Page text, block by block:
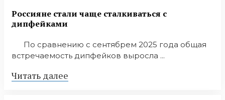
Россияне стали чаще сталкиваться с
дипфейками
По сравнению с сентябрем 2025 года общая
встречаемость дипфейков выросла ...
Читать далее